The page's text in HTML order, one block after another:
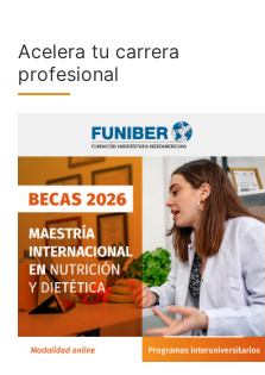
Acelera tu carrera
profesional